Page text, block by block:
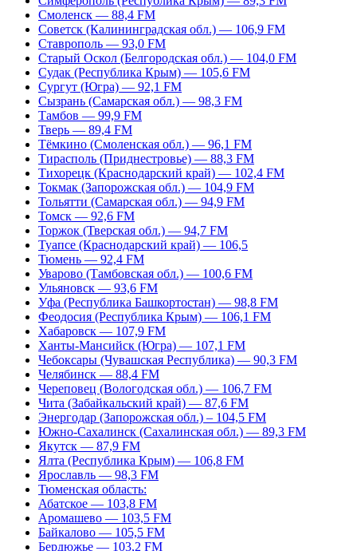
Смоленск — 88,4 FM
Советск (Калининградская обл.) — 106,9 FM
Ставрополь — 93,0 FM
Старый Оскол (Белгородская обл.) — 104,0 FM
Судак (Республика Крым) — 105,6 FM
Сургут (Югра) — 92,1 FM
Сызрань (Самарская обл.) — 98,3 FM
Тамбов — 99,9 FM
Тверь — 89,4 FM
Тёмкино (Смоленская обл.) — 96,1 FM
Тирасполь (Приднестровье) — 88,3 FM
Тихорецк (Краснодарский край) — 102,4 FM
Токмак (Запорожская обл.) — 104,9 FM
Тольятти (Самарская обл.) — 94,9 FM
Томск — 92,6 FM
Торжок (Тверская обл.) — 94,7 FM
Туапсе (Краснодарский край) — 106,5
Тюмень — 92,4 FM
Уварово (Тамбовская обл.) — 100,6 FM
Ульяновск — 93,6 FM
Уфа (Республика Башкортостан) — 98,8 FM
Феодосия (Республика Крым) — 106,1 FM
Хабаровск — 107,9 FM
Ханты-Мансийск (Югра) — 107,1 FM
Чебоксары (Чувашская Республика) — 90,3 FM
Челябинск — 88,4 FM
Череповец (Вологодская обл.) — 106,7 FM
Чита (Забайкальский край) — 87,6 FM
Энергодар (Запорожская обл.) – 104,5 FM
Южно-Сахалинск (Сахалинская обл.) — 89,3 FM
Якутск — 87,9 FM
Ялта (Республика Крым) — 106,8 FM
Ярославль — 98,3 FM
Тюменская область:
Абатское — 103,8 FM
Аромашево — 103,5 FM
Байкалово — 105,5 FM
Бердюжье — 103,2 FM